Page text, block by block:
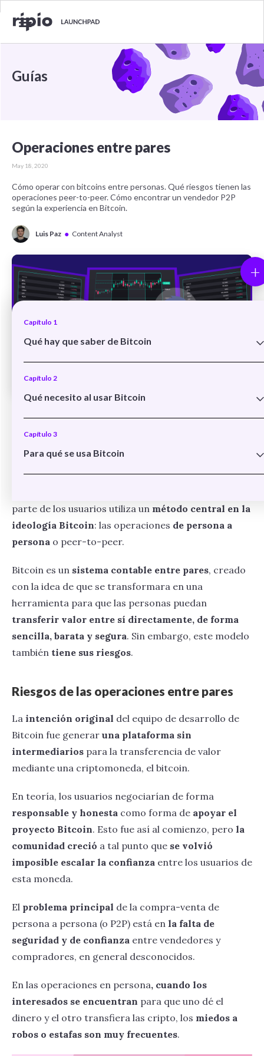
Guías
Operaciones entre pares
May 18, 2020
Cómo operar con bitcoins entre personas. Qué riesgos tienen las
operaciones peer-to-peer. Cómo encontrar un vendedor P2P
según la experiencia en Bitcoin.
Luis Paz ● Content Analyst
+
Capítulo 1
Qué hay que saber de Bitcoin
Qué es Bitcoin
Blockchain y minería
Los bitcoins
Capítulo 2
Qué necesito al usar Bitcoin
Qué son las direcciones Bitcoin
Capítulo 3
Para qué se usa Bitcoin
Sistema de pago
Transferencia de valor
Cómo operar en Bitcoin
Cómo se forma el precio del bitcoin
Exchanges de criptomonedas
Marco regulatorio
Capítulo 5
Por qué Bitcoin es seguro
Seguridad en Bitcoin
Privacidad en Bitcoin
el nivel de
parte de los usuarios utiliza un método central en la
ideología Bitcoin: las operaciones de persona a
persona o peer-to-peer.
Bitcoin es un sistema contable entre pares, creado
con la idea de que se transformara en una
herramienta para que las personas puedan
transferir valor entre sí directamente, de forma
sencilla, barata y segura. Sin embargo, este modelo
también tiene sus riesgos.
Riesgos de las operaciones entre pares
La intención original del equipo de desarrollo de
Bitcoin fue generar una plataforma sin
intermediarios para la transferencia de valor
mediante una criptomoneda, el bitcoin.
En teoría, los usuarios negociarían de forma
responsable y honesta como forma de apoyar el
proyecto Bitcoin. Esto fue así al comienzo, pero la
comunidad creció a tal punto que se volvió
imposible escalar la confianza entre los usuarios de
esta moneda.
El problema principal de la compra-venta de
persona a persona (o P2P) está en la falta de
seguridad y de confianza entre vendedores y
compradores, en general desconocidos.
En las operaciones en persona, cuando los
interesados se encuentran para que uno dé el
dinero y el otro transfiera las cripto, los miedos a
robos o estafas son muy frecuentes.